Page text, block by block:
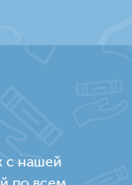
с нашей